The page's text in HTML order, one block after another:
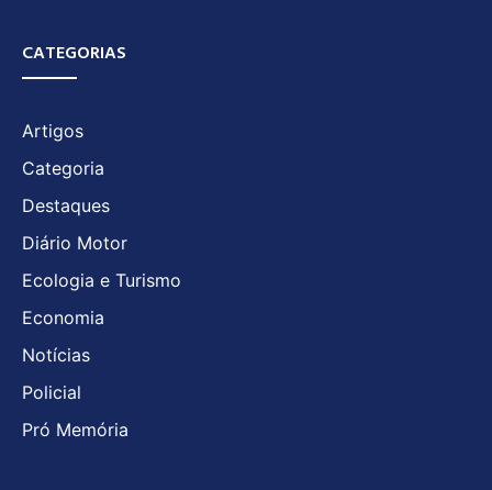
CATEGORIAS
Artigos
Categoria
Destaques
Diário Motor
Ecologia e Turismo
Economia
Notícias
Policial
Pró Memória